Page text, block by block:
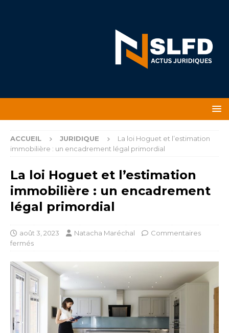
ACCUEIL JURIDIQUE
La loi Hoguet et l’estimation
immobilière : un encadrement légal primordial
La loi Hoguet et l’estimation
immobilière : un encadrement
légal primordial
août 3, 2023 Natacha Maréchal
Commentaires
fermés